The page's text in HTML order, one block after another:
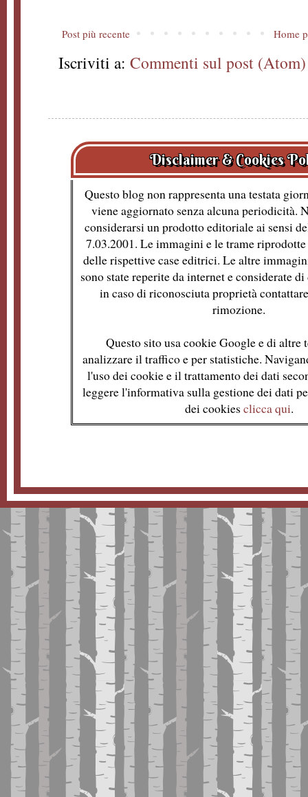
Post più recente Home
Iscriviti a: Commenti sul post (Atom)
Disclaimer & Cookies
Questo blog non rappresenta una testata
viene aggiornato senza alcuna periodicità.
considerarsi un prodotto editoriale ai sensi
7.03.2001. Le immagini e le trame
delle rispettive case editrici. Le altre
sono state reperite da internet e considerate
in caso di riconosciuta proprietà
rimozione.
Questo sito usa cookie Google e di altre
analizzare il traffico e per statistiche.
l'uso dei cookie e il trattamento dei dati
leggere l'informativa sulla gestione dei dati
dei cookies clicca qui.